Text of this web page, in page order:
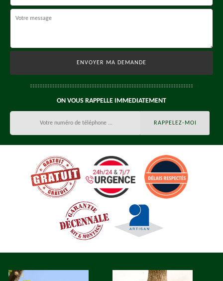
ON VOUS RAPPELLE IMMEDIATEMENT